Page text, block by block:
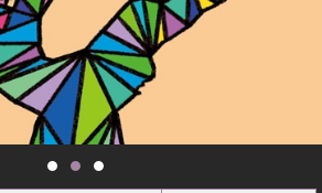
認識我們